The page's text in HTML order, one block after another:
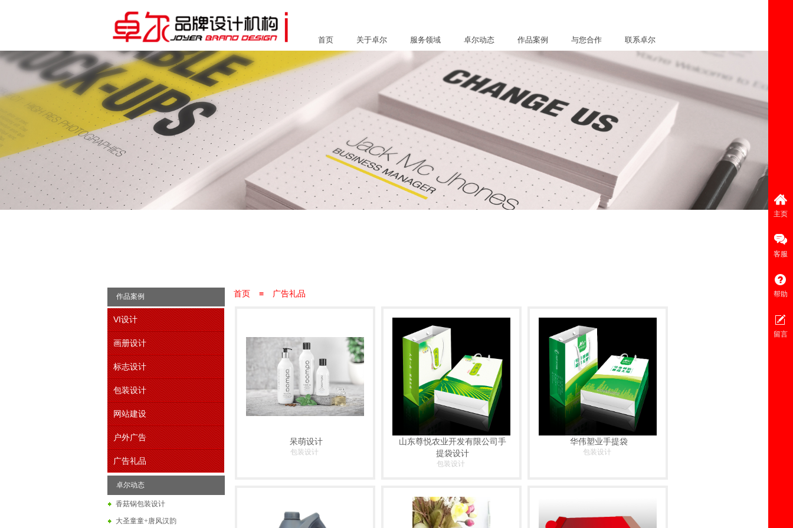
首页 关于卓尔 服务领域 卓尔动态 作品案例 与您合作 联系卓尔
首页 ≡ 广告礼品
作品案例
呆萌设计
包装设计
山东尊悦农业开发有限公司手
提袋设计
包装设计
华伟塑业手提袋
包装设计
VI设计
画册设计
标志设计
包装设计
网站建设
户外广告
广告礼品
卓尔动态
香菇锅包装设计
大圣童童+唐风汉韵
主页
客服
帮助
留言